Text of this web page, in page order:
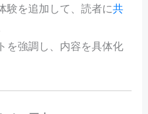
験を追加して、読者に共
を強調し、内容を具体化